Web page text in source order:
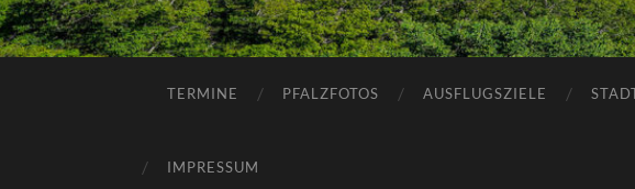
TERMINE PFALZFOTOS AUSFLUGSZIELE
IMPRESSUM